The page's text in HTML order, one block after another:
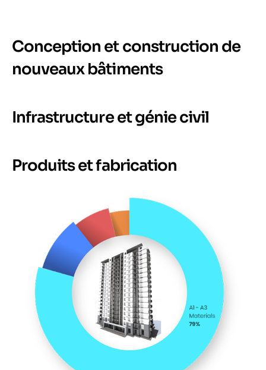
Conception et construction de
nouveaux bâtiments
Infrastructure et génie civil
Produits et fabrication